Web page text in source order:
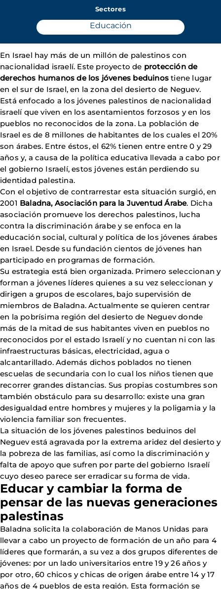
Sectores
Educación
En Israel hay más de un millón de palestinos con
nacionalidad israelí. Este proyecto de protección de
derechos humanos de los jóvenes beduinos tiene lugar
en el sur de Israel, en la zona del desierto de Neguev.
Está enfocado a los jóvenes palestinos de nacionalidad
israelí que viven en los asentamientos forzosos y en los
pueblos no reconocidos de la zona. La población de
Israel es de 8 millones de habitantes de los cuales el 20%
son árabes. Entre éstos, el 62% tienen entre entre 0 y 29
años y, a causa de la política educativa llevada a cabo por
el gobierno Israelí, estos jóvenes están perdiendo su
identidad palestina.
Con el objetivo de contrarrestar esta situación surgió, en
2001 Baladna, Asociación para la Juventud Árabe. Dicha
asociación promueve los derechos palestinos, lucha
contra la discriminación árabe y se enfoca en la
educación social, cultural y política de los jóvenes árabes
en Israel. Desde su fundación cientos de jóvenes han
participado en programas de formación.
Su estrategia está bien organizada. Primero seleccionan y
forman a jóvenes líderes quienes a su vez seleccionan y
dirigen a grupos de escolares, bajo supervisión de
miembros de Baladna. Actualmente se quieren centrar
en la pobrísima región del desierto de Neguev donde
más de la mitad de sus habitantes viven en pueblos no
reconocidos por el estado Israelí y no cuentan ni con las
infraestructuras básicas, electricidad, agua o
alcantarillado. Además dichos poblados no tienen
escuelas de secundaria con lo cual los niños tienen que
recorrer grandes distancias. Sus propias costumbres son
también obstáculo para su desarrollo: existe una gran
desigualdad entre hombres y mujeres y la poligamia y la
violencia familiar son frecuentes.
La situación de los jóvenes palestinos beduinos del
Neguev está agravada por la extrema aridez del desierto y
la pobreza de las familias, así como la discriminación y
falta de apoyo que sufren por parte del gobierno Israelí
cuyo deseo parece ser erradicar su forma de vida.
Educar y cambiar la forma de
pensar de las nuevas generaciones
palestinas
Baladna solicita la colaboración de Manos Unidas para
llevar a cabo un proyecto de formación de un año para 4
líderes que formarán, a su vez a dos grupos diferentes de
jóvenes: por un lado universitarios entre 19 y 26 años y
por otro, 60 chicos y chicas de origen árabe entre 14 y 17
años de 4 pueblos de esta región. Esta formación se